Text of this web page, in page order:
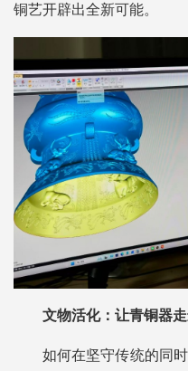
铜艺开辟出全新可能。
文物活化：让青铜器
如何在坚守传统的同